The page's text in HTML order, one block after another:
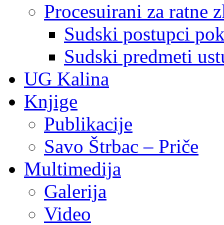
Procesuirani za ratne
Sudski postupci
Sudski predmeti
UG Kalina
Knjige
Publikacije
Savo Štrbac – Priče
Multimedija
Galerija
Video